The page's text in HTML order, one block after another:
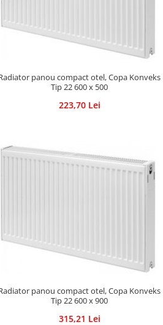
panou compact otel, Copa Konveks
Tip 22 600 x 500
223,70 Lei
panou compact otel, Copa Konveks
Tip 22 600 x 900
315,21 Lei